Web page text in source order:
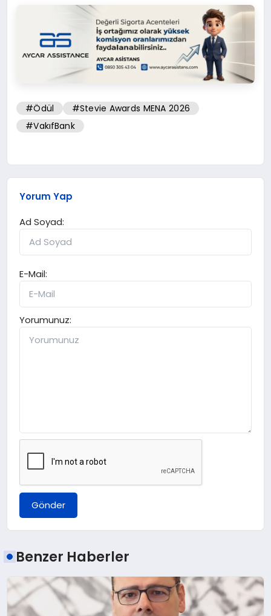
#Ödül
#Stevie Awards MENA 2026
#VakıfBank
Yorum Yap
Ad Soyad:
E-Mail:
Yorumunuz:
Gönder
Benzer Haberler